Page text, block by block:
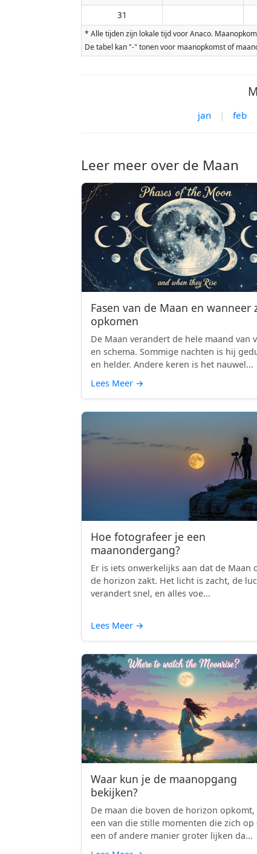
31
* Alle tijden zijn lokale tijd voor Anaco.
De tabel kan "-" tonen voor maanopkomst of
jan | feb
Leer meer over de Maan
Fasen van de Maan en wanneer
opkomen
De Maan verandert de hele maand van
en schema. Sommige nachten is hij
en helder. Andere keren is het nauwel...
Lees Meer →
Hoe fotografeer je een
maanondergang?
Er is iets onwerkelijks aan dat de Maan
de horizon zakt. Het licht is zacht, de
verandert snel, en alles voe...
Lees Meer →
Waar kun je de maanopgang
bekijken?
De maan die boven de horizon opkomt,
een van die stille momenten die zich op
een of andere manier groter lijken da...